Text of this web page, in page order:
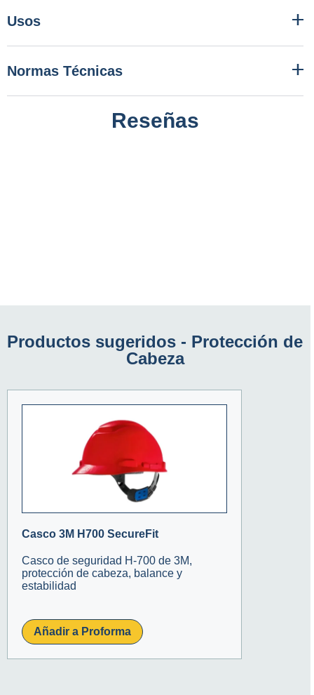
Usos
Normas Técnicas
Reseñas
Productos sugeridos - Protección de
Cabeza
Casco 3M H700 SecureFit
Casco de seguridad H-700 de 3M,
protección de cabeza, balance y
estabilidad
Añadir a Proforma